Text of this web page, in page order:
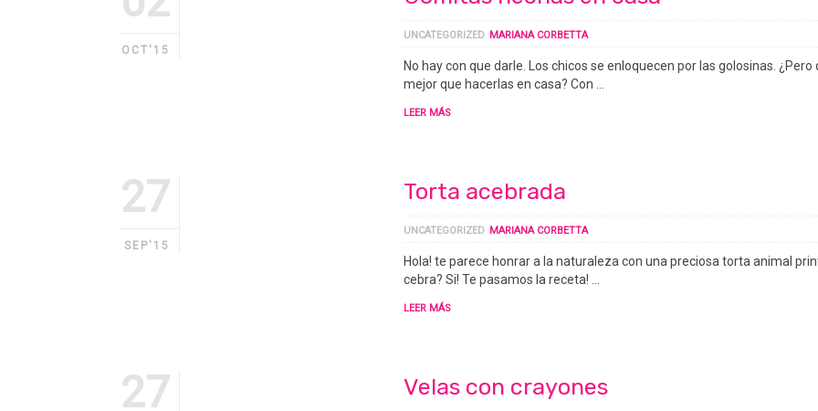
OCT'15
UNCATEGORIZED MARIANA CORBETTA
No hay con que darle. Los chicos se enloquecen por las golosinas. ¿Pero
mejor que hacerlas en casa? Con …
LEER MÁS
27
SEP'15
Torta acebrada
UNCATEGORIZED MARIANA CORBETTA
Hola! te parece honrar a la naturaleza con una preciosa torta animal
cebra? Si! Te pasamos la receta! …
LEER MÁS
27 Velas con crayones